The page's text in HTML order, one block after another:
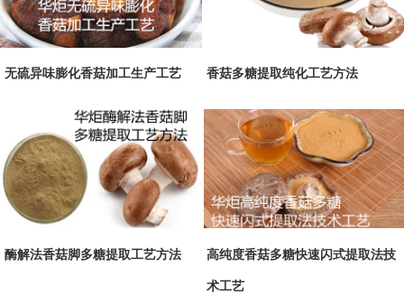
无硫异味膨化香菇加工生产工艺 香菇多糖提取纯化工艺方法
酶解法香菇脚多糖提取工艺方法 高纯度香菇多糖快速闪式提取法技
术工艺